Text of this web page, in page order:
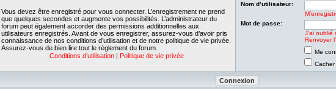
Vous devez être enregistré pour vous connecter. L’enregistrement ne prend
que quelques secondes et augmente vos possibilités. L’administrateur du
forum peut également accorder des permissions additionnelles aux
utilisateurs enregistrés. Avant de vous enregistrer, assurez-vous d’avoir pris
connaissance de nos conditions d’utilisation et de notre politique de vie privée.
Assurez-vous de bien lire tout le règlement du forum.
Conditions d’utilisation | Politique de vie privée
Nom d’utilisateur:
Mot de passe:
J’ai oublié
Renvoyer
Me